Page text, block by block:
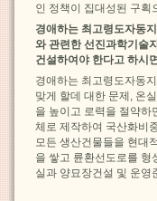
인 정책이 집대성된 구획
경애하는 최고령도자동
와 관련한 선진과학기술
건설하여야 한다고 하시
경애하는 최고령도자동
맞게 할데 대한 문제, 온
을 높이고 로력을 절약하
체로 제작하여 국산화비
모든 생산건물들을 현대
을 쌓고 륜환선도로를 형
실과 양묘장건설 및 운영